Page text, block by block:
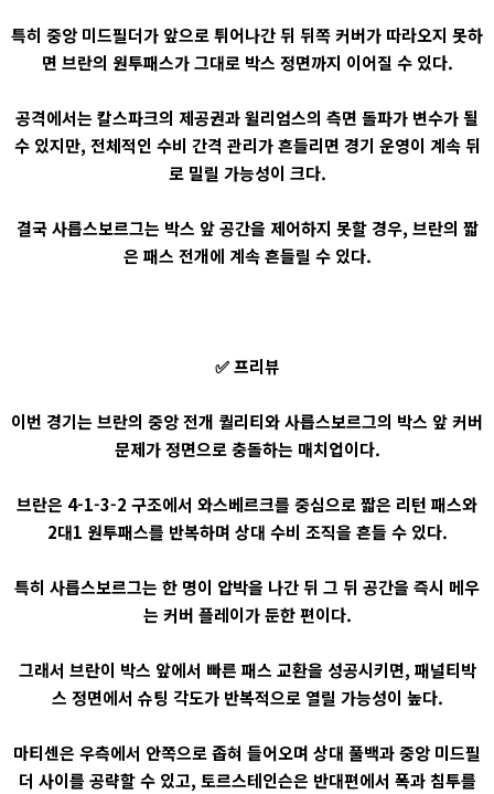
특히 중앙 미드필더가 앞으로 튀어나간 뒤 뒤쪽 커버가 따라오지 못하
면 브란의 원투패스가 그대로 박스 정면까지 이어질 수 있다.
공격에서는 칼스파크의 제공권과 윌리엄스의 측면 돌파가 변수가 될
수 있지만, 전체적인 수비 간격 관리가 흔들리면 경기 운영이 계속 뒤
로 밀릴 가능성이 크다.
결국 사릅스보르그는 박스 앞 공간을 제어하지 못할 경우, 브란의 짧
은 패스 전개에 계속 흔들릴 수 있다.
✅ 프리뷰
이번 경기는 브란의 중앙 전개 퀄리티와 사릅스보르그의 박스 앞 커버
문제가 정면으로 충돌하는 매치업이다.
브란은 4-1-3-2 구조에서 와스베르크를 중심으로 짧은 리턴 패스와
2대1 원투패스를 반복하며 상대 수비 조직을 흔들 수 있다.
특히 사릅스보르그는 한 명이 압박을 나간 뒤 그 뒤 공간을 즉시 메우
는 커버 플레이가 둔한 편이다.
그래서 브란이 박스 앞에서 빠른 패스 교환을 성공시키면, 패널티박
스 정면에서 슈팅 각도가 반복적으로 열릴 가능성이 높다.
마티센은 우측에서 안쪽으로 좁혀 들어오며 상대 풀백과 중앙 미드필
더 사이를 공략할 수 있고, 토르스테인슨은 반대편에서 폭과 침투를